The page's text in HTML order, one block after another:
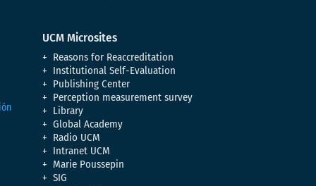
UCM Microsites
Reasons for Reaccreditation
Institutional Self-Evaluation
Publishing Center
Perception measurement survey
Library
Global Academy
Radio UCM
Intranet UCM
Marie Poussepin
SIG